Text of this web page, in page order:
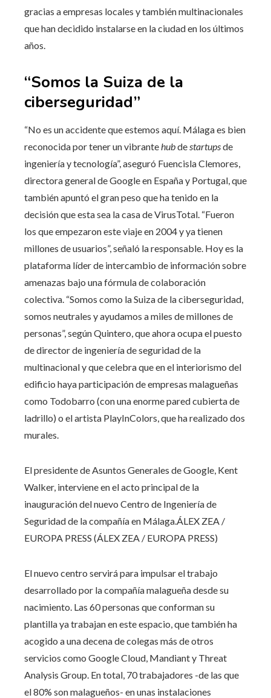
gracias a empresas locales y también multinacionales
que han decidido instalarse en la ciudad en los últimos
años.
“Somos la Suiza de la
ciberseguridad”
“No es un accidente que estemos aquí. Málaga es bien
reconocida por tener un vibrante hubde startupsde
ingeniería y tecnología”, aseguró Fuencisla Clemores,
directora general de Google en España y Portugal, que
también apuntó el gran peso que ha tenido en la
decisión que esta sea la casa de VirusTotal. “Fueron
los que empezaron este viaje en 2004 y ya tienen
millones de usuarios”, señaló la responsable. Hoy es la
plataforma líder de intercambio de información sobre
amenazas bajo una fórmula de colaboración
colectiva. “Somos como la Suiza de la ciberseguridad,
somos neutrales y ayudamos a miles de millones de
personas”, según Quintero, que ahora ocupa el puesto
de director de ingeniería de seguridad de la
multinacional y que celebra que en el interiorismo del
edificio haya participación de empresas malagueñas
como Todobarro (con una enorme pared cubierta de
ladrillo) o el artista PlayInColors, que ha realizado dos
murales.
El presidente de Asuntos Generales de Google, Kent
Walker, interviene en el acto principal de la
inauguración del nuevo Centro de Ingeniería de
Seguridad de la compañía en Málaga. ÁLEX ZEA /
EUROPA PRESS (ÁLEX ZEA / EUROPA PRESS)
El nuevo centro servirá para impulsar el trabajo
desarrollado por la compañía malagueña desde su
nacimiento. Las 60 personas que conforman su
plantilla ya trabajan en este espacio, que también ha
acogido a una decena de colegas más de otros
servicios como Google Cloud, Mandiant y Threat
Analysis Group. En total, 70 trabajadores -de las que
el 80% son malagueños- en unas instalaciones